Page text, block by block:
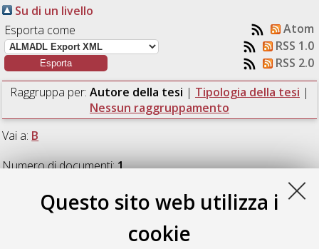
Questo sito web utilizza i
cookie
Su di un livello
Esporta come
Atom
RSS 1.0
RSS 2.0
Raggruppa per: Autore della tesi | Tipologia della tesi |
Nessun raggruppamento
Vai a: B
Numero di documenti:1.